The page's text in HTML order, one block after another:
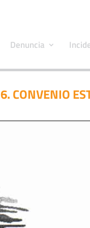
Denuncia
6. CONVENIO